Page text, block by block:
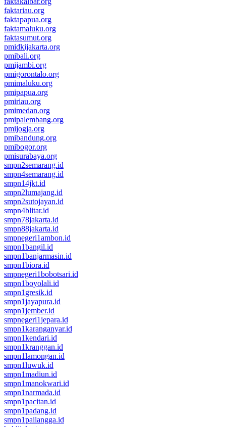
faktariau.org
faktapapua.org
faktamaluku.org
faktasumut.org
pmidkijakarta.org
pmibali.org
pmijambi.org
pmigorontalo.org
pmimaluku.org
pmipapua.org
pmiriau.org
pmimedan.org
pmipalembang.org
pmijogja.org
pmibandung.org
pmibogor.org
pmisurabaya.org
smpn2semarang.id
smpn4semarang.id
smpn14jkt.id
smpn2lumajang.id
smpn2sutojayan.id
smpn4blitar.id
smpn78jakarta.id
smpn88jakarta.id
smpnegeri1ambon.id
smpn1bangil.id
smpn1banjarmasin.id
smpn1biora.id
smpnegeri1bobotsari.id
smpn1boyolali.id
smpn1gresik.id
smpn1jayapura.id
smpn1jember.id
smpnegeri1jepara.id
smpn1karanganyar.id
smpn1kendari.id
smpn1kranggan.id
smpn1lamongan.id
smpn1luwuk.id
smpn1madiun.id
smpn1manokwari.id
smpn1narmada.id
smpn1pacitan.id
smpn1padang.id
smpn1pailangga.id